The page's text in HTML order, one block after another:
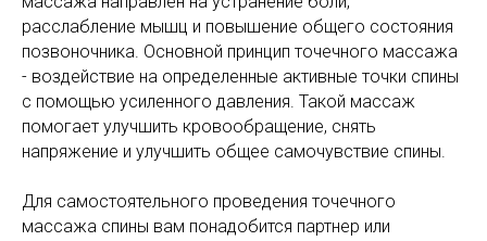
расслабление мышц и повышение общего состояния
позвоночника. Основной принцип точечного массажа
- воздействие на определенные активные точки спины
с помощью усиленного давления. Такой массаж
помогает улучшить кровообращение, снять
напряжение и улучшить общее самочувствие спины.
Для самостоятельного проведения точечного
массажа спины вам понадобится партнер или